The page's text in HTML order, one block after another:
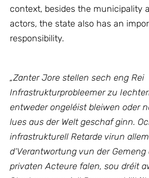
context, besides the municipality
actors, the state also has an
responsibility.
„Zanter Jore stellen sech eng Rei
Infrastrukturprobleemer zu
entweder ongeléist bleiwen oder
lues aus der Welt geschaf ginn.
infrastrukturell Retarde virun
d‘Verantwortung vun der Gemeng
privaten Acteure falen, sou dréit